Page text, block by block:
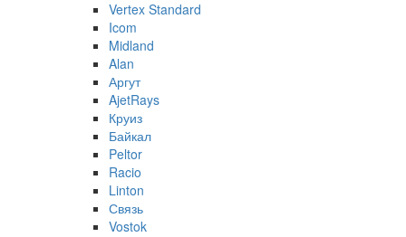
Vertex Standard
Icom
Midland
Alan
Аргут
AjetRays
Круиз
Байкал
Peltor
Racio
Linton
Связь
Vostok